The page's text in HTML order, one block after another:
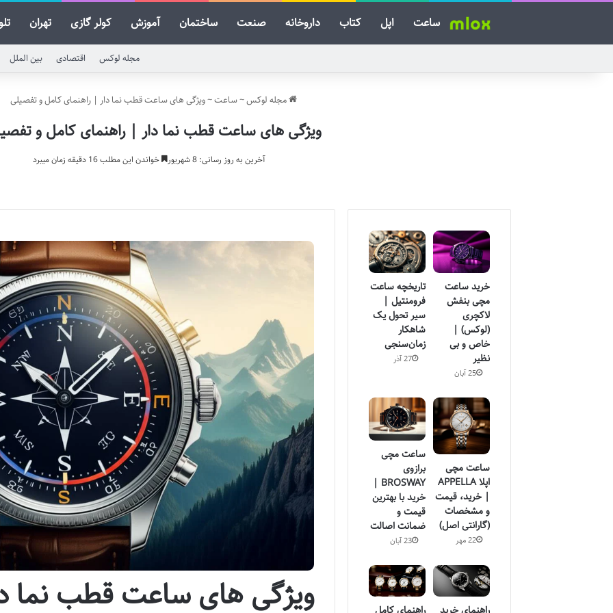
ساعت اپل کتاب داروخانه صنعت ساختمان آموزش کولر گازی تهران
مجله لوکس اقتصادی بین الملل
مجله لوکس~ساعت~ویژگی های ساعت قطب نما دار | راهنمای کامل و تفصیلی
ویژگی های ساعت قطب نما دار | راهنمای کامل و
آخرین به روز رسانی: 8 شهریور خواندن این مطلب 16 دقیقه زمان میبرد
ویژگی های ساعت قطب نما
تاریخچه ساعت
فرومنتیل |
سیر تحول یک
شاهکار
زمان‌سنجی
27 آذر
خرید ساعت
مچی بنفش
لاکچری
(لوکس) |
خاص و بی
نظیر
25 آبان
ساعت مچی
برازوی
BROSWAY |
خرید با بهترین
قیمت و
ضمانت اصالت
23 آبان
ساعت مچی
اپلا APPELLA
| خرید، قیمت
و مشخصات
(گارانتی اصل)
22 مهر